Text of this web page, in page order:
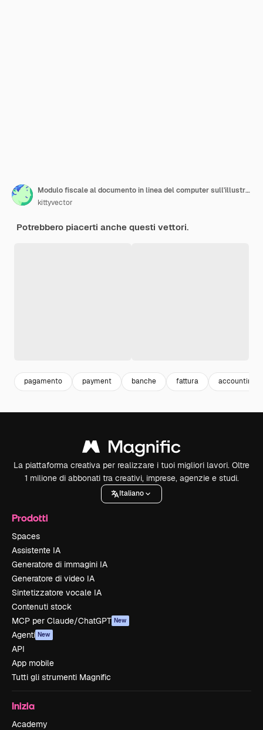
Modulo fiscale al documento in linea del computer sull'illustrazione di finanza aziendale
kittyvector
Potrebbero piacerti anche questi vettori.
pagamento payment banche fattura accounting
La piattaforma creativa per realizzare i tuoi migliori lavori. Oltre
1 milione di abbonati tra creativi, imprese, agenzie e studi.
Italiano
Prodotti
Spaces
Assistente IA
Generatore di immagini IA
Generatore di video IA
Sintetizzatore vocale IA
Contenuti stock
MCP per Claude/ChatGPT New
Agenti New
API
App mobile
Tutti gli strumenti Magnific
Inizia
Academy